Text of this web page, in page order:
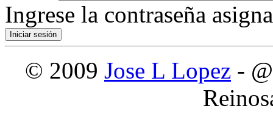
Ingrese la contraseña
© 2009 Jose L Lopez -